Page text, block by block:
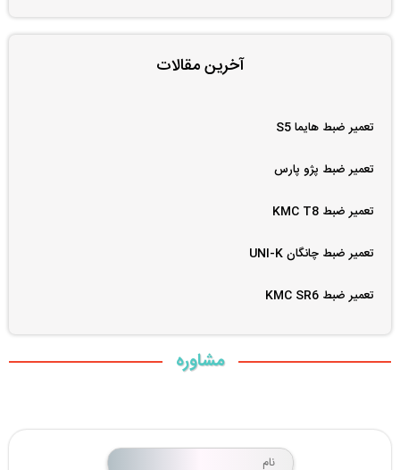
آخرین مقالات
تعمیر ضبط هایما S5
تعمیر ضبط پژو پارس
تعمیر ضبط KMC T8
تعمیر ضبط چانگان UNI-K
تعمیر ضبط KMC SR6
مشاوره